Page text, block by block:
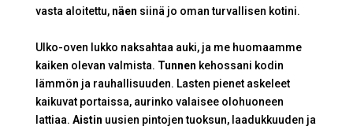
vasta aloitettu, näen siinä jo oman turvallisen kotini.
Ulko-oven lukko naksahtaa auki, ja me huomaamme
kaiken olevan valmista. Tunnen kehossani kodin
lämmön ja rauhallisuuden. Lasten pienet askeleet
kaikuvat portaissa, aurinko valaisee olohuoneen
lattiaa. Aistin uusien pintojen tuoksun, laadukkuuden ja